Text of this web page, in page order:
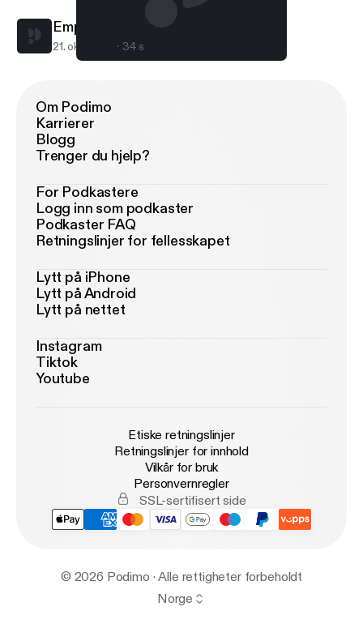
Empowering Individuals
21. okt. 2017 34 s
Om Podimo
Karrierer
Blogg
Trenger du hjelp?
For Podkastere
Logg inn som podkaster
Podkaster FAQ
Retningslinjer for fellesskapet
Lytt på iPhone
Lytt på Android
Lytt på nettet
Instagram
Tiktok
Youtube
Etiske retningslinjer
Retningslinjer for innhold
Vilkår for bruk
Personvernregler
SSL-sertifisert side
© 2026 Podimo · Alle rettigheter forbeholdt
Norge